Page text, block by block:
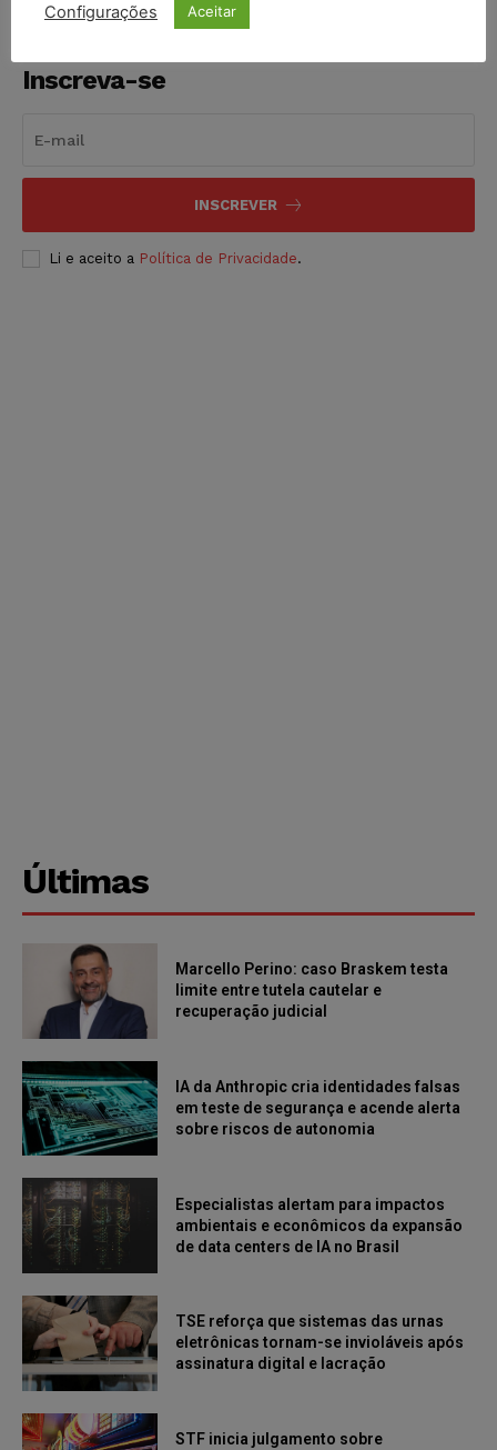
Inscreva-se
INSCREVER
Li e aceito a Política de Privacidade.
Últimas
Marcello Perino: caso Braskem testa
limite entre tutela cautelar e
recuperação judicial
IA da Anthropic cria identidades falsas
em teste de segurança e acende alerta
sobre riscos de autonomia
Especialistas alertam para impactos
ambientais e econômicos da expansão
de data centers de IA no Brasil
TSE reforça que sistemas das urnas
eletrônicas tornam-se invioláveis após
assinatura digital e lacração
STF inicia julgamento sobre
Configurações Aceitar